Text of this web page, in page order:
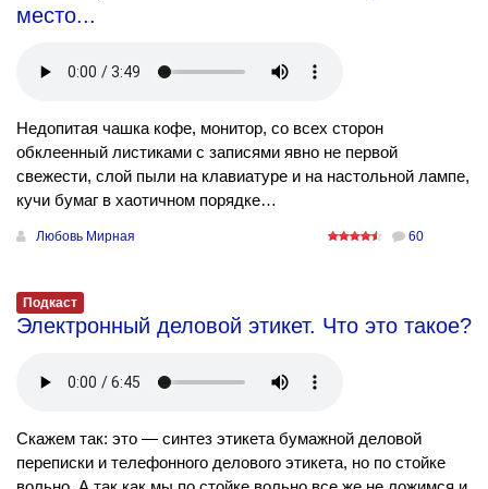
место...
Недопитая чашка кофе, монитор, со всех сторон
обклеенный листиками с записями явно не первой
свежести, слой пыли на клавиатуре и на настольной лампе,
кучи бумаг в хаотичном порядке…
Любовь Мирная 60
Подкаст
Электронный деловой этикет. Что это такое?
Скажем так: это — синтез этикета бумажной деловой
переписки и телефонного делового этикета, но по стойке